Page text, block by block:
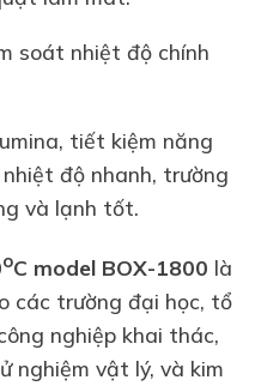
soát nhiệt độ chính
tiết kiệm năng
độ nhanh, trường
và lạnh tốt.
oC model BOX-1800 là
các trường đại học, tổ
nghiệp khai thác,
nghiệm vật lý, và kim